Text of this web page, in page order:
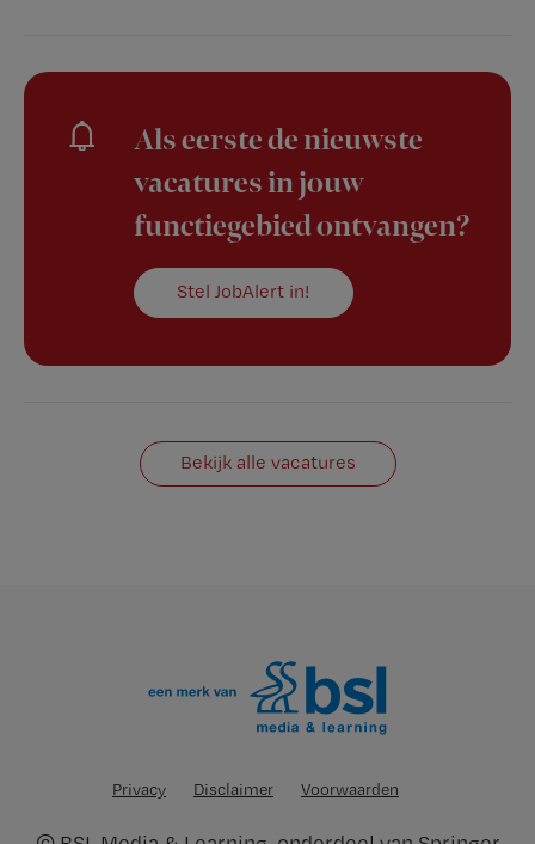
Als eerste de nieuwste
vacatures in jouw
functiegebied ontvangen?
Stel JobAlert in!
Bekijk alle vacatures
Privacy Disclaimer Voorwaarden